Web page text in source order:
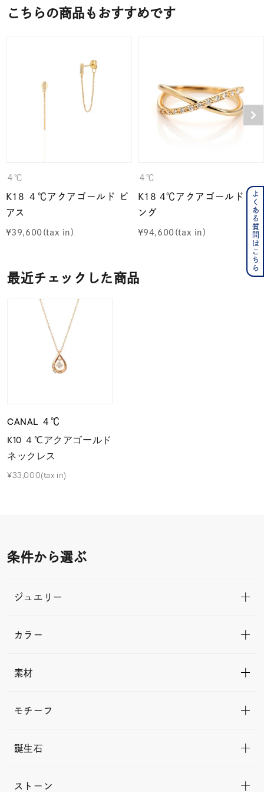
こちらの商品もおすすめです
４℃
K18 ４℃アクアゴールド ピ
アス
¥39,600
４℃
K18 4℃アクアゴールド リ
ング
¥94,600
最近チェックした商品
CANAL ４℃
K10 ４℃アクアゴールド
ネックレス
¥33,000(tax in)
条件から選ぶ
ジュエリー
カラー
素材
モチーフ
誕生石
ストーン
よくある質問はこちら